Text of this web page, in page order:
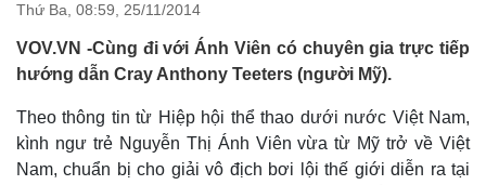
Nhận diện sự thật
Việc làm
Biển đảo
Thứ Ba, 08:59, 25/11/2014
VOV.VN -Cùng đi với Ánh Viên có chuyên gia trực tiếp
hướng dẫn Cray Anthony Teeters (người Mỹ).
Theo thông tin từ Hiệp hội thể thao dưới nước Việt Nam,
kình ngư trẻ Nguyễn Thị Ánh Viên vừa từ Mỹ trở về Việt
Nam, chuẩn bị cho giải vô địch bơi lội thế giới diễn ra tại